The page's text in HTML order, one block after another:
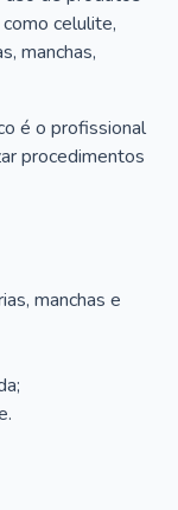
celulite,
manchas,
é o profissional
procedimentos
manchas e